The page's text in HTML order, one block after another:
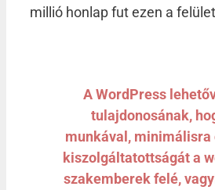
millió honlap fut ezen a
A WordPress
tulajdonosának,
munkával, minimálisra
kiszolgáltatottságát a
szakemberek felé,